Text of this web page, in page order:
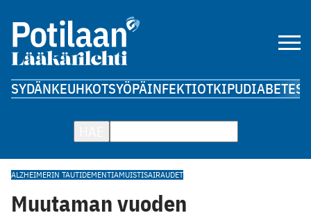
SYDÄNKEUHKOTSYÖPÄINFEKTIOTKIPUDIABETES
ALZHEIMERIN TAUTIDEMENTIAMUISTISAIRAUDET
Muutaman vuoden